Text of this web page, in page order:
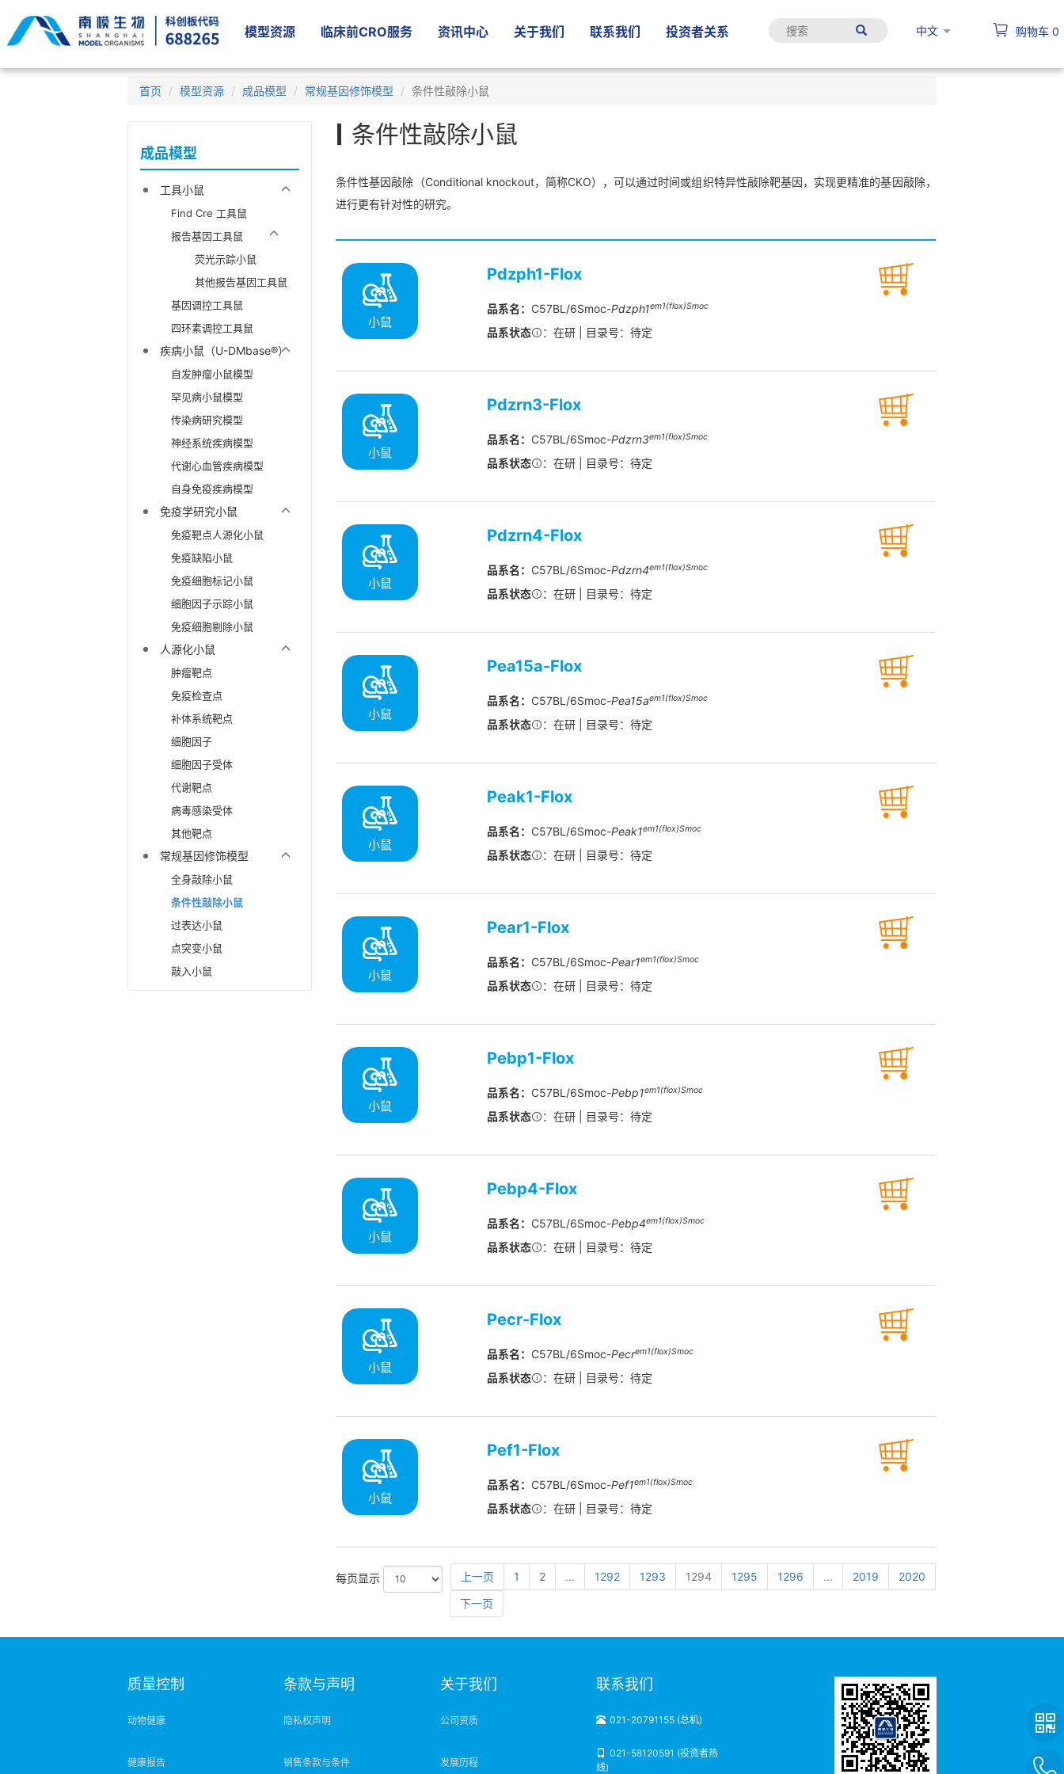
模型资源 临床前CRO服务 资讯中心 关于我们 联系我们 投资者关系 中文 购物车 0
首页 模型资源 成品模型 常规基因修饰模型 条件性敲除小鼠
成品模型
工具小鼠
Find Cre 工具鼠
报告基因工具鼠
荧光示踪小鼠
其他报告基因工具鼠
基因调控工具鼠
四环素调控工具鼠
疾病小鼠（U-DMbase®）
自发肿瘤小鼠模型
罕见病小鼠模型
传染病研究模型
神经系统疾病模型
代谢心血管疾病模型
自身免疫疾病模型
免疫学研究小鼠
免疫靶点人源化小鼠
免疫缺陷小鼠
免疫细胞标记小鼠
细胞因子示踪小鼠
免疫细胞剔除小鼠
人源化小鼠
肿瘤靶点
免疫检查点
补体系统靶点
细胞因子
细胞因子受体
代谢靶点
病毒感染受体
其他靶点
常规基因修饰模型
全身敲除小鼠
条件性敲除小鼠
过表达小鼠
点突变小鼠
敲入小鼠
条件性敲除小鼠
条件性基因敲除（Conditional knockout，简称CKO），可以通过时间或组织特异性敲除靶基因，实现更精准的基因敲除，
进行更有针对性的研究。
小鼠
Pdzph1-Flox
品系名： C57BL/6Smoc-Pdzph1em1(flox)Smoc
品系状态 ：在研 | 目录号：待定
小鼠
Pdzrn3-Flox
品系名： C57BL/6Smoc-Pdzrn3em1(flox)Smoc
品系状态 ：在研 | 目录号：待定
小鼠
Pdzrn4-Flox
品系名： C57BL/6Smoc-Pdzrn4em1(flox)Smoc
品系状态 ：在研 | 目录号：待定
小鼠
Pea15a-Flox
品系名： C57BL/6Smoc-Pea15aem1(flox)Smoc
品系状态 ：在研 | 目录号：待定
小鼠
Peak1-Flox
品系名： C57BL/6Smoc-Peak1em1(flox)Smoc
品系状态 ：在研 | 目录号：待定
小鼠
Pear1-Flox
品系名： C57BL/6Smoc-Pear1em1(flox)Smoc
品系状态 ：在研 | 目录号：待定
小鼠
Pebp1-Flox
品系名： C57BL/6Smoc-Pebp1em1(flox)Smoc
品系状态 ：在研 | 目录号：待定
小鼠
Pebp4-Flox
品系名： C57BL/6Smoc-Pebp4em1(flox)Smoc
品系状态 ：在研 | 目录号：待定
小鼠
Pecr-Flox
品系名： C57BL/6Smoc-Pecrem1(flox)Smoc
品系状态 ：在研 | 目录号：待定
小鼠
Pef1-Flox
品系名： C57BL/6Smoc-Pef1em1(flox)Smoc
品系状态 ：在研 | 目录号：待定
每页显示 上一页 1 2 ... 1292 1293 1294 1295 1296 ... 2019
2020
下一页
质量控制
动物健康
健康报告
条款与声明
隐私权声明
销售条款与条件
关于我们
公司资质
发展历程
联系我们
021-20791155 (总机)
021-58120591 (投资者热
线)